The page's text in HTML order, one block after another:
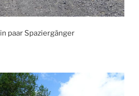
paar Spaziergänger